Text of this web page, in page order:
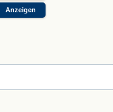
Anzeigen